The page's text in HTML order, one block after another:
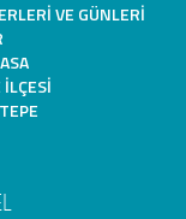
VE GÜNLERI